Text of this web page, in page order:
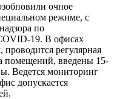
очное
режиме, с
по
19. В офисах
регулярная
помещений, введены 15-
Ведется мониторинг
допускается